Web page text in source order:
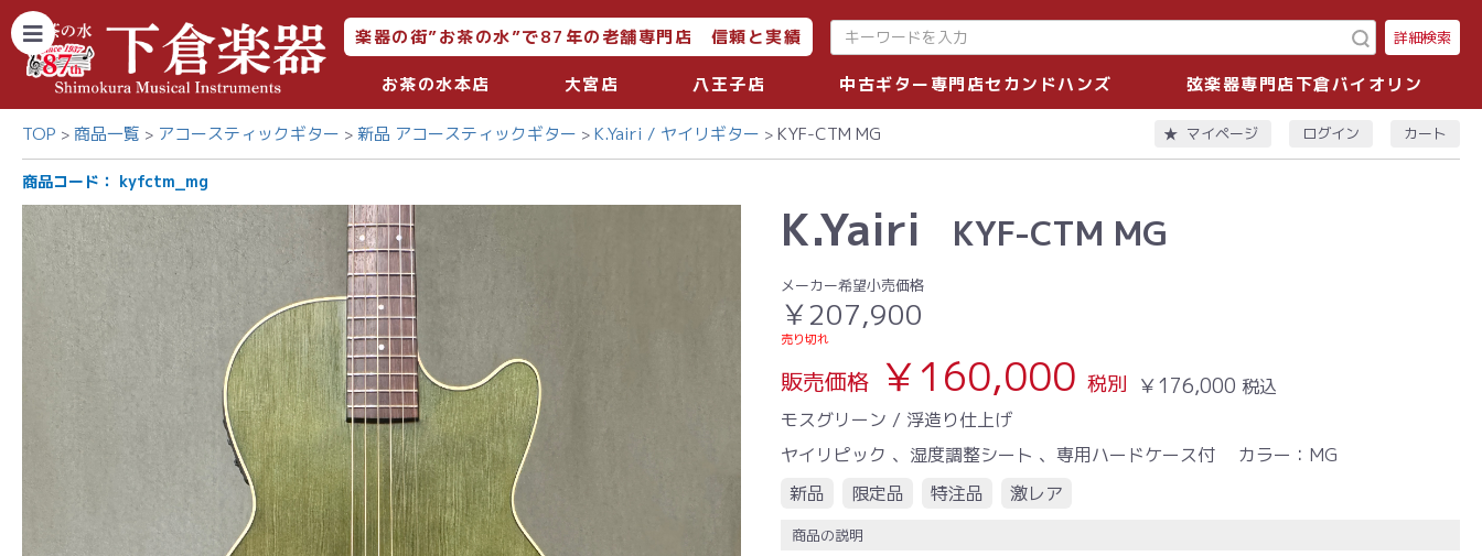
楽器の街”お茶の水”で87年の老舗専門店 信頼と実績 詳細検索
お茶の水本店 大宮店 八王子店 中古ギター専門店セカンドハンズ 弦楽器専門店下倉バイオリン
TOP 商品一覧 アコースティックギター 新品 アコースティックギター K.Yairi / ヤイリギター KYF-CTM MG マイページ ログイン カート
商品コード： kyfctm_mg
K.Yairi KYF-CTM MG
モスグリーン / 浮造り仕上げ
メーカー希望小売価格
￥207,900
売り切れ
販売価格 ￥160,000 税別 ￥176,000 税込
ヤイリピック 、湿度調整シート 、専用ハードケース付
カラー：MG
新品
限定品 特注品 激レア
商品の説明